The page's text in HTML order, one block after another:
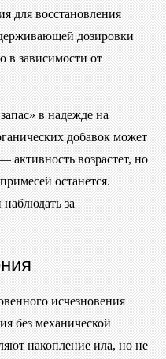
для восстановления
дозировки
в зависимости от
в надежде на
добавок может
активность возрастет, но
останется.
за
исчезновения
без механической
накопление ила, но не